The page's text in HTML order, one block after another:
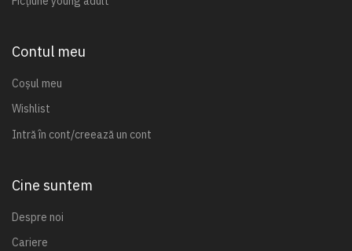
Contul meu
Coșul meu
Wishlist
Intră în cont/creează un cont
Cine suntem
Despre noi
Cariere